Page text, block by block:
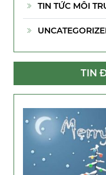
TIN TỨC MÔI
TIN